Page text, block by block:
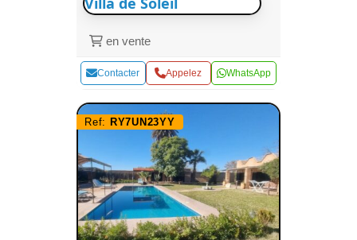
en vente
Contacter Appelez WhatsApp
Ref: RY7UN23YY